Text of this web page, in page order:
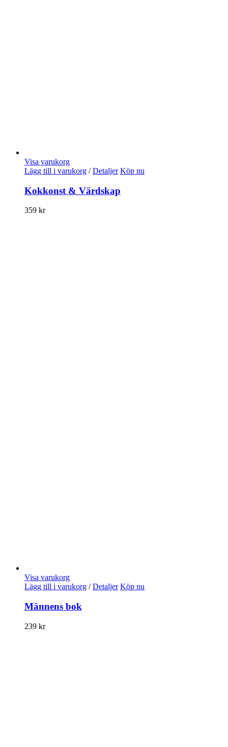
Visa varukorg
Lägg till i varukorg / Detaljer Köp nu
Kokkonst & Värdskap
359 kr
Visa varukorg
Lägg till i varukorg / Detaljer Köp nu
Männens bok
239 kr